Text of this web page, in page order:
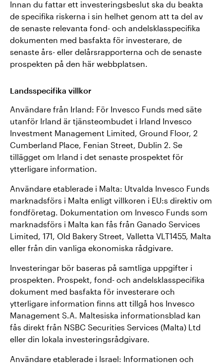
Innan du fattar ett investeringsbeslut ska du beakta
de specifika riskerna i sin helhet genom att ta del av
de senaste relevanta fond- och andelsklasspecifika
dokumenten med basfakta för investerare, de
senaste års- eller delårsrapporterna och de senaste
prospekten på den här webbplatsen.
Landsspecifika villkor
Användare från Irland: För Invesco Funds med säte
utanför Irland är tjänsteombudet i Irland Invesco
Investment Management Limited, Ground Floor, 2
Cumberland Place, Fenian Street, Dublin 2. Se
tillägget om Irland i det senaste prospektet för
ytterligare information.
Användare etablerade i Malta: Utvalda Invesco Funds
marknadsförs i Malta enligt villkoren i EU:s direktiv om
fondföretag. Dokumentation om Invesco Funds som
marknadsförs i Malta kan fås från Ganado Services
Limited, 171, Old Bakery Street, Valletta VLT1455, Malta
eller från din vanliga ekonomiska rådgivare.
Investeringar bör baseras på samtliga uppgifter i
prospekten. Prospekt, fond- och andelsklasspecifika
dokument med basfakta för investerare och
ytterligare information finns att tillgå hos Invesco
Management S.A. Maltesiska informationsblad kan
fås direkt från NSBC Securities Services (Malta) Ltd
eller din lokala investeringsrådgivare.
Användare etablerade i Israel: Informationen och